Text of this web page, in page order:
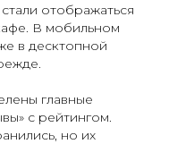
отображаться
В мобильном
в десктопной
главные
с рейтингом.
но их